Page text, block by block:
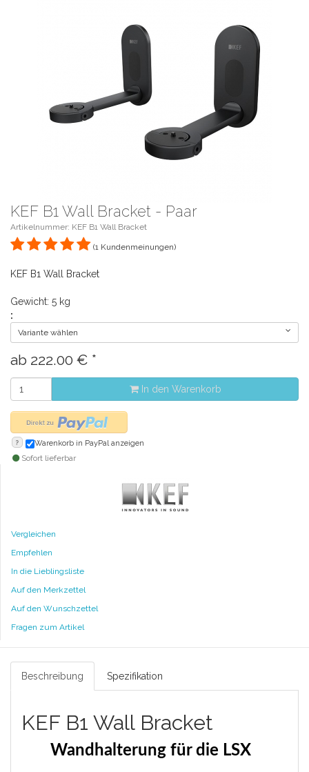
KEF B1 Wall Bracket - Paar
Artikelnummer: KEF B1 Wall Bracket
(1 Kundenmeinungen)
KEF B1 Wall Bracket
Gewicht: 5 kg
:
Variante wählen
ab 222.00 € *
In den Warenkorb
? Warenkorb in PayPal anzeigen
Sofort lieferbar
Vergleichen
Empfehlen
In die Lieblingsliste
Auf den Merkzettel
Auf den Wunschzettel
Fragen zum Artikel
Beschreibung Spezifikation
KEF B1 Wall Bracket
Wandhalterung für die LSX